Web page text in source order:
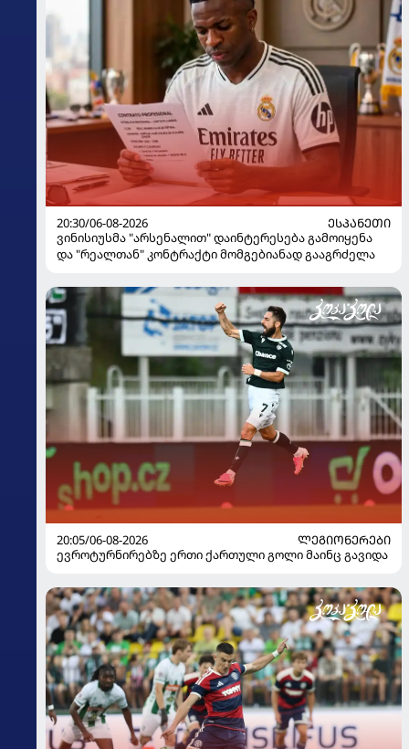
20:30/06-08-2026
ᲔᲡᲞᲐᲜᲔᲗᲘ
ვინისიუსმა "არსენალით" დაინტერესება გამოიყენა
და "რეალთან" კონტრაქტი მომგებიანად გააგრძელა
20:05/06-08-2026
ᲚᲔᲒᲘᲝᲜᲔᲠᲔᲑᲘ
ევროტურნირებზე ერთი ქართული გოლი მაინც გავიდა